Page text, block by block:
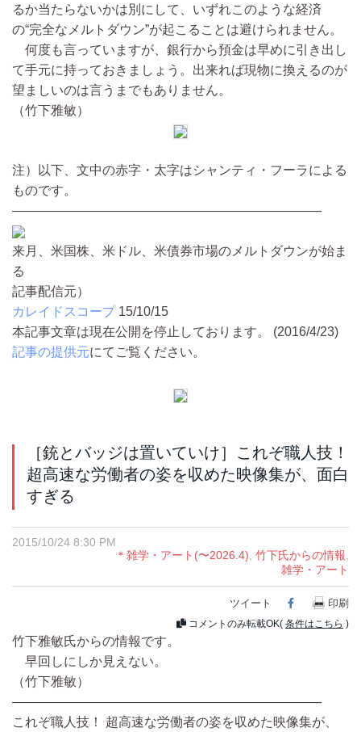
るか当たらないかは別にして、いずれこのような経済
の“完全なメルトダウン”が起こることは避けられません。
何度も言っていますが、銀行から預金は早めに引き出し
て手元に持っておきましょう。出来れば現物に換えるのが
望ましいのは言うまでもありません。
（竹下雅敏）
注）以下、文中の赤字・太字はシャンティ・フーラによる
ものです。
――――――――――――――――――――――――
来月、米国株、米ドル、米債券市場のメルトダウンが始ま
る
記事配信元）
カレイドスコープ 15/10/15
本記事文章は現在公開を停止しております。 (2016/4/23)
記事の提供元にてご覧ください。
［銃とバッジは置いていけ］これぞ職人技！
超高速な労働者の姿を収めた映像集が、面白
すぎる
2015/10/24 8:30 PM
＊雑学・アート(〜2026.4) 竹下氏からの情報
雑学・アート
ツイート Facebook
印刷
コメントのみ転載OK( 条件はこちら )
竹下雅敏氏からの情報です。
早回しにしか見えない。
（竹下雅敏）
――――――――――――――――――――――――
これぞ職人技！ 超高速な労働者の姿を収めた映像集が、